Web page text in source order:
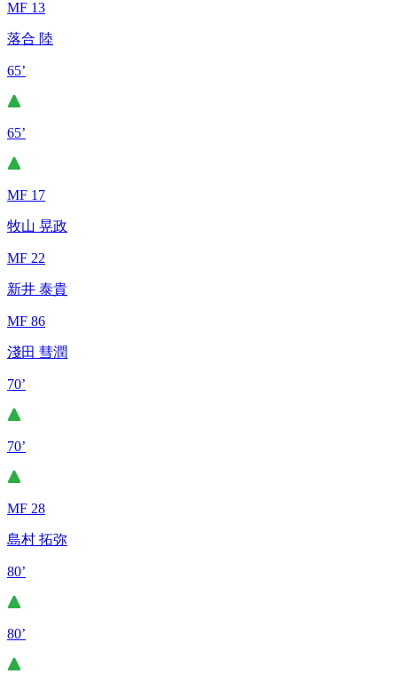
MF 13
落合 陸
65’
65’
MF 17
牧山 晃政
MF 22
新井 泰貴
MF 86
淺田 彗潤
70’
70’
MF 28
島村 拓弥
80’
80’